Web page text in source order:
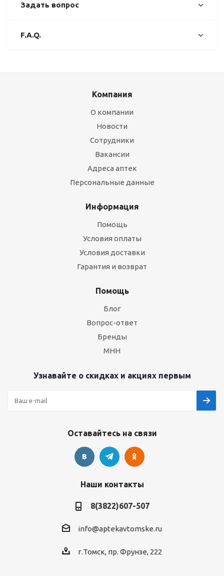
Задать вопрос
F.A.Q.
Компания
О компании
Новости
Сотрудники
Вакансии
Адреса аптек
Персональные данные
Информация
Помощь
Условия оплаты
Условия доставки
Гарантия и возврат
Помощь
Блог
Вопрос-ответ
Бренды
МНН
Узнавайте о скидках и акциях первым
Оставайтесь на связи
Наши контакты
8(3822)607-507
info@aptekavtomske.ru
г.Томск, пр. Фрунзе, 222